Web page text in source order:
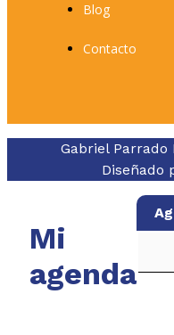
Blog
Contacto
Gabriel
Diseñado
Mi
agenda